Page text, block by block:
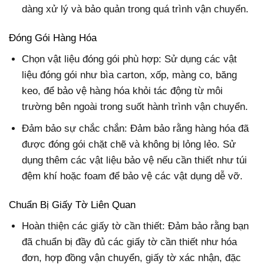
dàng xử lý và bảo quản trong quá trình vận chuyển.
Đóng Gói Hàng Hóa
Chọn vật liệu đóng gói phù hợp: Sử dụng các vật
liệu đóng gói như bìa carton, xốp, màng co, băng
keo, để bảo vệ hàng hóa khỏi tác động từ môi
trường bên ngoài trong suốt hành trình vận chuyển.
Đảm bảo sự chắc chắn: Đảm bảo rằng hàng hóa đã
được đóng gói chặt chẽ và không bị lỏng lẻo. Sử
dụng thêm các vật liệu bảo vệ nếu cần thiết như túi
đệm khí hoặc foam để bảo vệ các vật dụng dễ vỡ.
Chuẩn Bị Giấy Tờ Liên Quan
Hoàn thiện các giấy tờ cần thiết: Đảm bảo rằng bạn
đã chuẩn bị đầy đủ các giấy tờ cần thiết như hóa
đơn, hợp đồng vận chuyển, giấy tờ xác nhận, đặc